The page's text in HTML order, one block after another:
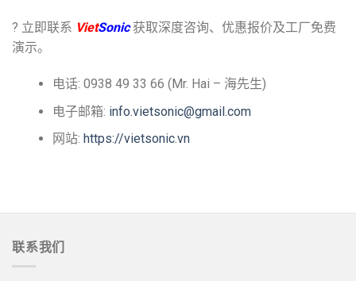
? 立即联系 VietSonic获取深度咨询、优惠报价及工厂免费
演示。
电话: 0938 49 33 66 (Mr. Hai – 海先生)
电子邮箱: info.vietsonic@gmail.com
网站: https://vietsonic.vn
联系我们